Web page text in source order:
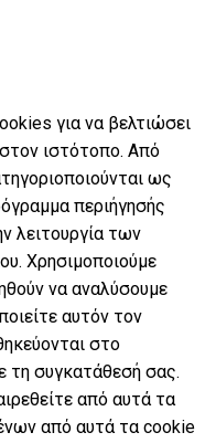
για να βελτιώσει
ιστότοπο. Από
ως
περιήγησής
λειτουργία των
Χρησιμοποιούμε
να αναλύσουμε
αυτόν τον
στο
τη συγκατάθεσή σας.
από αυτά τα
από αυτά τα cookie